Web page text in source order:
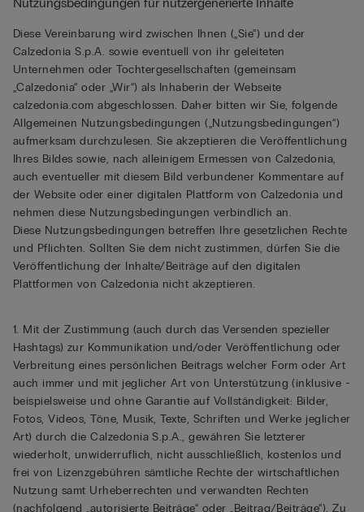
Diese Vereinbarung wird zwischen Ihnen („Sie“) und der
Calzedonia S.p.A. sowie eventuell von ihr geleiteten
Unternehmen oder Tochtergesellschaften (gemeinsam
„Calzedonia“ oder „Wir“) als Inhaberin der Webseite
calzedonia.com abgeschlossen. Daher bitten wir Sie, folgende
Allgemeinen Nutzungsbedingungen („Nutzungsbedingungen“)
aufmerksam durchzulesen. Sie akzeptieren die Veröffentlichung
Ihres Bildes sowie, nach alleinigem Ermessen von Calzedonia,
auch eventueller mit diesem Bild verbundener Kommentare auf
der Website oder einer digitalen Plattform von Calzedonia und
nehmen diese Nutzungsbedingungen verbindlich an.
Diese Nutzungsbedingungen betreffen Ihre gesetzlichen Rechte
und Pflichten. Sollten Sie dem nicht zustimmen, dürfen Sie die
Veröffentlichung der Inhalte/Beiträge auf den digitalen
Plattformen von Calzedonia nicht akzeptieren.
1. Mit der Zustimmung (auch durch das Versenden spezieller
Hashtags) zur Kommunikation und/oder Veröffentlichung oder
Verbreitung eines persönlichen Beitrags welcher Form oder Art
auch immer und mit jeglicher Art von Unterstützung (inklusive -
beispielsweise und ohne Garantie auf Vollständigkeit: Bilder,
Fotos, Videos, Töne, Musik, Texte, Schriften und Werke jeglicher
Art) durch die Calzedonia S.p.A., gewähren Sie letzterer
wiederholt, unwiderruflich, nicht ausschließlich, kostenlos und
frei von Lizenzgebühren sämtliche Rechte der wirtschaftlichen
Nutzung samt Urheberrechten und verwandten Rechten
(nachfolgend „autorisierte Beiträge“ oder „Beitrag/Beiträge“). Zu